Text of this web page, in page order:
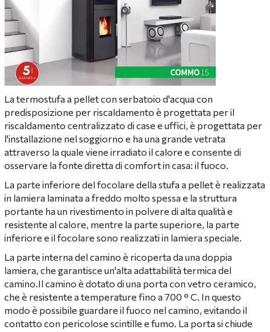
La termostufa a pellet con serbatoio d'acqua con
predisposizione per riscaldamento è progettata per il
riscaldamento centralizzato di case e uffici, è progettata per
l'installazione nel soggiorno e ha una grande vetrata
attraverso la quale viene irradiato il calore e consente di
osservare la fonte diretta di comfort in casa: il fuoco.
La parte inferiore del focolare della stufa a pellet è realizzata
in lamiera laminata a freddo molto spessa e la struttura
portante ha un rivestimento in polvere di alta qualità e
resistente al calore, mentre la parte superiore, la parte
inferiore e il focolare sono realizzati in lamiera speciale.
La parte interna del camino è ricoperta da una doppia
lamiera, che garantisce un'alta adattabilità termica del
camino.Il camino è dotato di una porta con vetro ceramico,
che è resistente a temperature fino a 700 ° C. In questo
modo è possibile guardare il fuoco nel camino, evitando il
contatto con pericolose scintille e fumo. La porta si chiude